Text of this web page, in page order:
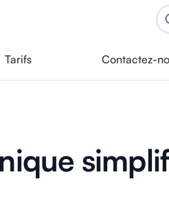
Tarifs Contactez-